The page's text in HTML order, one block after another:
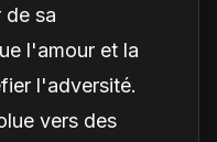
de sa
l'amour et la
l'adversité.
vers des